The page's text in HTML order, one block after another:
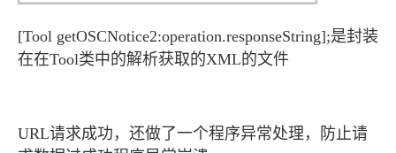
[Tool getOSCNotice2:operation.responseString];是封装
在在Tool类中的解析获取的XML的文件
URL请求成功，还做了一个程序异常处理，防止请